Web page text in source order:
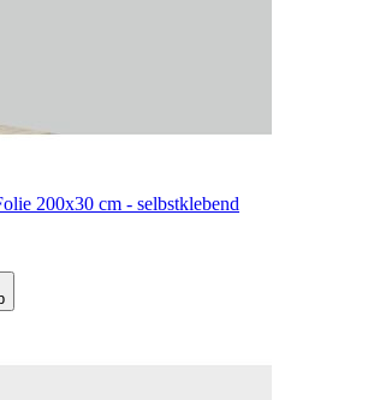
200x30 cm - selbstklebend